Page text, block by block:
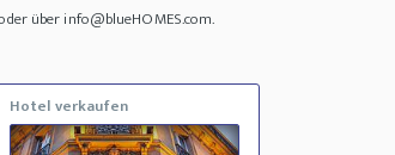
über info@blueHOMES.com.
Hotel verkaufen